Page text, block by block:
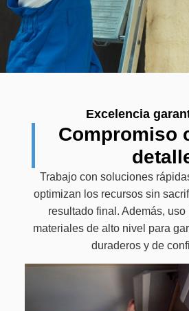
Excelencia
Compromiso
Trabajo con soluciones
optimizan los recursos sin
resultado final. Además, uso
materiales de alto nivel para
duraderos y de